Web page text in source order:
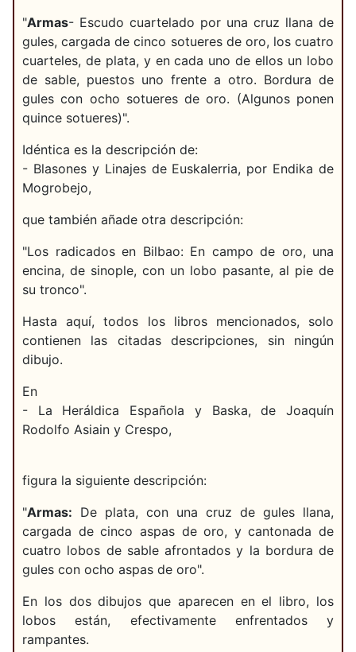
"Armas- Escudo cuartelado por una cruz llana de
gules, cargada de cinco sotueres de oro, los cuatro
cuarteles, de plata, y en cada uno de ellos un lobo
de sable, puestos uno frente a otro. Bordura de
gules con ocho sotueres de oro. (Algunos ponen
quince sotueres)".
Idéntica es la descripción de:
- Blasones y Linajes de Euskalerria, por Endika de
Mogrobejo,
que también añade otra descripción:
"Los radicados en Bilbao: En campo de oro, una
encina, de sinople, con un lobo pasante, al pie de
su tronco".
Hasta aquí, todos los libros mencionados, solo
contienen las citadas descripciones, sin ningún
dibujo.
En
- La Heráldica Española y Baska, de Joaquín
Rodolfo Asiain y Crespo,
figura la siguiente descripción:
"Armas: De plata, con una cruz de gules llana,
cargada de cinco aspas de oro, y cantonada de
cuatro lobos de sable afrontados y la bordura de
gules con ocho aspas de oro".
En los dos dibujos que aparecen en el libro, los
lobos están, efectivamente enfrentados y
rampantes.